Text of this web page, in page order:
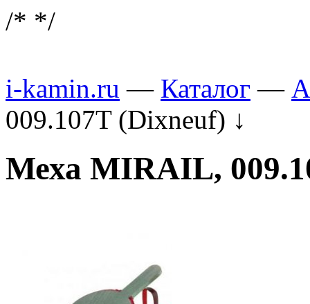
/* */
i-kamin.ru — Каталог —
009.107T (Dixneuf) ↓
Меха MIRAIL,